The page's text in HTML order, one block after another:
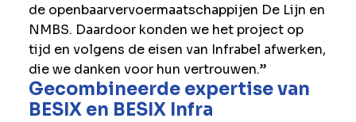
de openbaarvervoermaatschappijen De Lijn en
NMBS. Daardoor konden we het project op
tijd en volgens de eisen van Infrabel afwerken,
die we danken voor hun vertrouwen.”
Gecombineerde expertise van
BESIX en BESIX Infra